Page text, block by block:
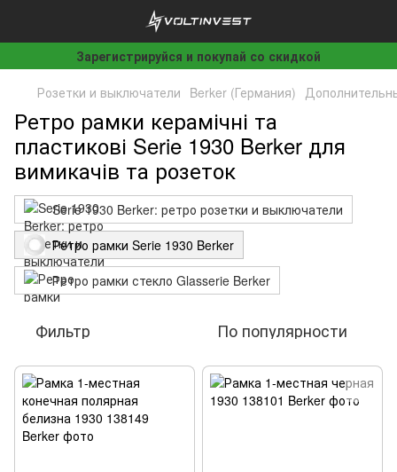
Зарегистрируйся и покупай со скидкой
Розетки и выключатели Berker (Германия)
Ретро рамки керамічні та
пластикові Serie 1930 Berker для
вимикачів та розеток
Serie 1930 Berker: ретро розетки и выключатели
Ретро рамки Serie 1930 Berker
Ретро рамки стекло Glasserie Berker
Фильтр По популярности